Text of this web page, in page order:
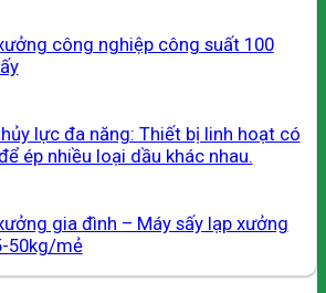
công nghiệp công suất 100
lực đa năng: Thiết bị linh hoạt có
ép nhiều loại dầu khác nhau.
gia đình – Máy sấy lạp xưởng
50kg/mẻ